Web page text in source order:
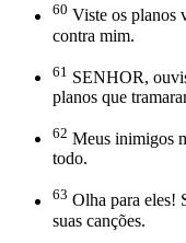
60 Viste os planos
contra mim.
61 SENHOR,
planos que
62 Meus inimigos
todo.
63 Olha para eles!
suas canções.